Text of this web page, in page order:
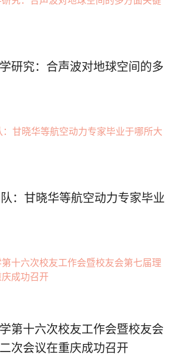
研究：合声波对地球空间的多
：甘晓华等航空动力专家毕业
第十六次校友工作会暨校友会
次会议在重庆成功召开